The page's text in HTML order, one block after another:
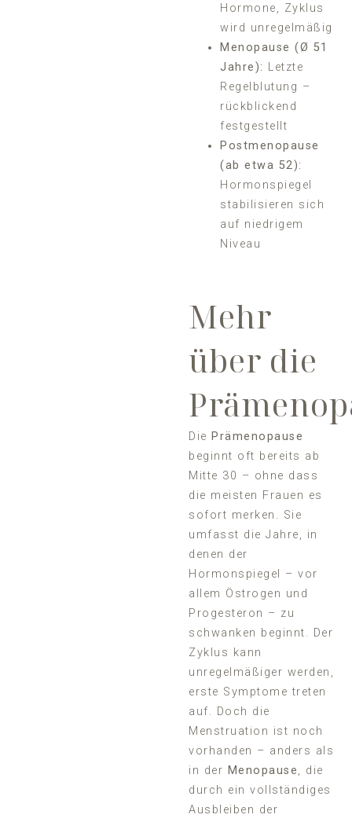
Hormone, Zyklus
wird unregelmäßig
Menopause (Ø 51
Jahre): Letzte
Regelblutung –
rückblickend
festgestellt
Postmenopause
(ab etwa 52):
Hormonspiegel
stabilisieren sich
auf niedrigem
Niveau
Mehr
über die
Die Prämenopause
beginnt oft bereits ab
Mitte 30 – ohne dass
die meisten Frauen es
sofort merken. Sie
umfasst die Jahre, in
denen der
Hormonspiegel – vor
allem Östrogen und
Progesteron – zu
schwanken beginnt. Der
Zyklus kann
unregelmäßiger werden,
erste Symptome treten
auf. Doch die
Menstruation ist noch
vorhanden – anders als
in der Menopause, die
durch ein vollständiges
Ausbleiben der